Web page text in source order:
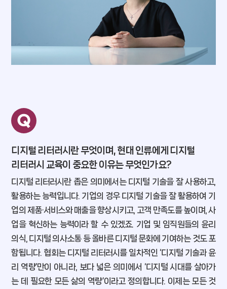
디지털 리터러시란 무엇이며, 현대 인류에게 디지털
리터러시 교육이 중요한 이유는 무엇인가요?
디지털 리터러시란 좁은 의미에서는 디지털 기술을 잘 사용하고,
활용하는 능력입니다. 기업의 경우 디지털 기술을 잘 활용하여 기
업의 제품·서비스와 매출을 향상시키고, 고객 만족도를 높이며, 사
업을 혁신하는 능력이라 할 수 있겠죠. 기업 및 임직원들의 윤리
의식, 디지털 의사소통 등 올바른 디지털 문화에 기여하는 것도 포
함됩니다. 협회는 디지털 리터러시를 일차적인 ‘디지털 기술과 윤
리 역량’만이 아니라, 보다 넓은 의미에서 ‘디지털 시대를 살아가
는 데 필요한 모든 삶의 역량’이라고 정의합니다. 이제는 모든 것